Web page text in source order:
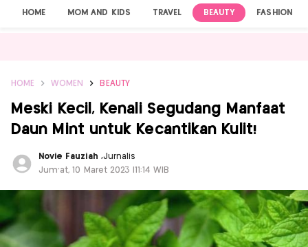
HOME MOM AND KIDS TRAVEL BEAUTY FASHION
HOME WOMEN BEAUTY
Meski Kecil, Kenali Segudang Manfaat
Daun Mint untuk Kecantikan Kulit!
Novie Fauziah ,Jurnalis
Jum'at, 10 Maret 2023 |11:14 WIB